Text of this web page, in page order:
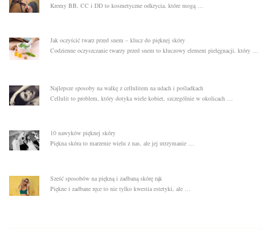
Kremy BB, CC i DD to kosmetyczne odkrycia, które mogą …
Jak oczyścić twarz przed snem – klucz do pięknej skóry
Codzienne oczyszczanie twarzy przed snem to kluczowy element pielęgnacji, który …
Najlepsze sposoby na walkę z cellulitem na udach i pośladkach
Cellulit to problem, który dotyka wiele kobiet, szczególnie w okolicach …
10 nawyków pięknej skóry
Piękna skóra to marzenie wielu z nas, ale jej utrzymanie …
Sześć sposobów na piękną i zadbaną skórę rąk
Piękne i zadbane ręce to nie tylko kwestia estetyki, ale …